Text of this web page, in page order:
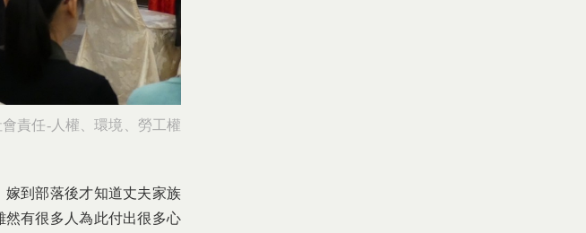
責任-人權、環境、勞工權
到部落後才知道丈夫家族
有很多人為此付出很多心